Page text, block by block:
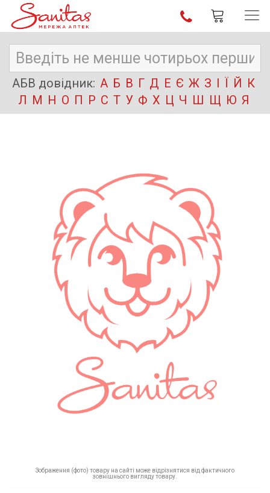
АБВ довідник: А Б В Г Д Е Є Ж З І Ї Й К
Л М Н О П Р С Т У Ф Х Ц Ч Ш Щ Ю Я
Зображення (фото) товару на сайті може відрізнятися від фактичного
зовнішнього вигляду товару.